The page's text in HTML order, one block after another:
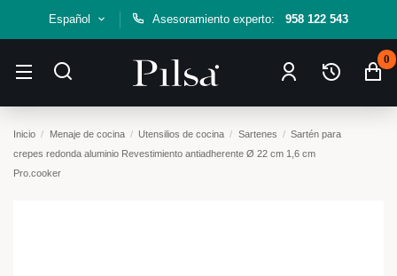
Español Asesoramiento experto: 958 122 543
0
Inicio Menaje de cocina Utensilios de cocina Sartenes
Sartén para
crepes redonda aluminio Revestimiento antiadherente Ø 22 cm 1,6 cm
Pro.cooker